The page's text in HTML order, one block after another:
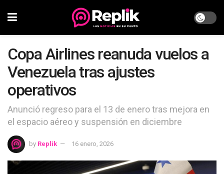
Copa Airlines reanuda vuelos a
Venezuela tras ajustes
operativos
Anunció regreso para el 13 de enero tras mejora en
el espacio aéreo y suspensión en diciembre
by Replik 16 enero, 2026